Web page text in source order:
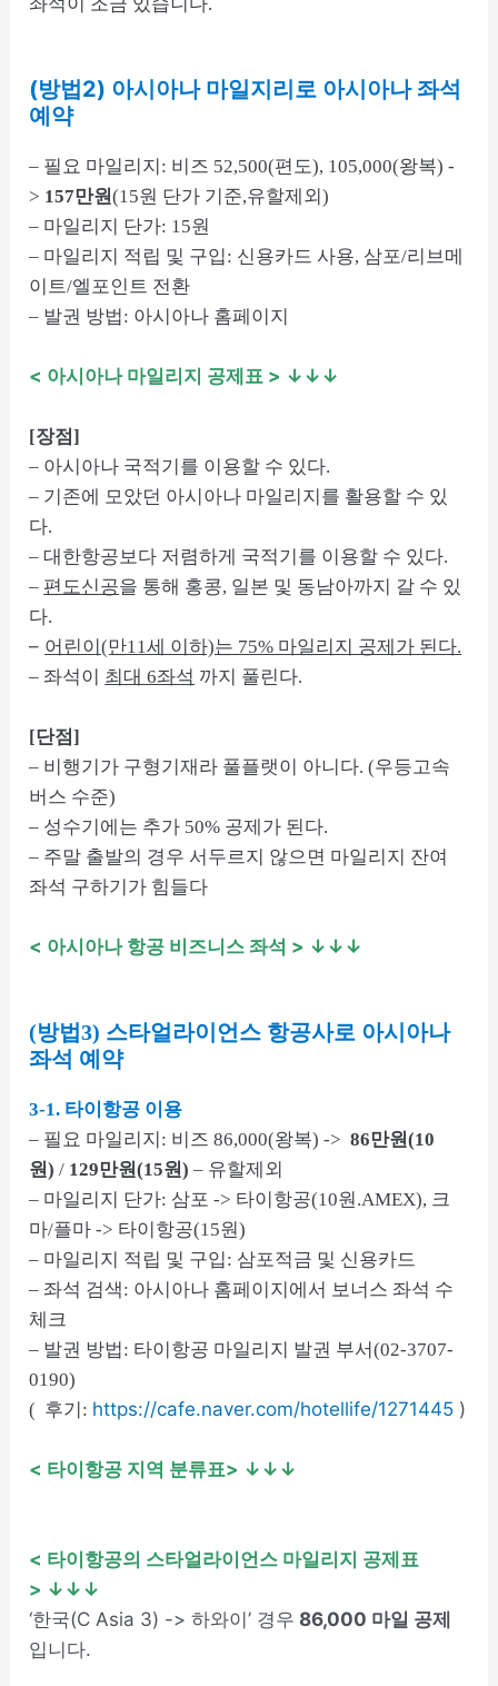
좌석이 조금 있습니다.
(방법2) 아시아나 마일지리로 아시아나 좌석
예약
– 필요 마일리지: 비즈 52,500(편도), 105,000(왕복) -
> 157만원(15원 단가 기준,유할제외)
– 마일리지 단가: 15원
– 마일리지 적립 및 구입: 신용카드 사용, 삼포/리브메
이트/엘포인트 전환
– 발권 방법: 아시아나 홈페이지
< 아시아나 마일리지 공제표 > ↓↓↓
[장점]
– 아시아나 국적기를 이용할 수 있다.
– 기존에 모았던 아시아나 마일리지를 활용할 수 있
다.
– 대한항공보다 저렴하게 국적기를 이용할 수 있다.
– 편도신공을 통해 홍콩, 일본 및 동남아까지 갈 수 있
다.
– 어린이(만11세 이하)는 75% 마일리지 공제가 된다.
– 좌석이 최대 6좌석 까지 풀린다.
[단점]
– 비행기가 구형기재라 풀플랫이 아니다. (우등고속
버스 수준)
– 성수기에는 추가 50% 공제가 된다.
– 주말 출발의 경우 서두르지 않으면 마일리지 잔여
좌석 구하기가 힘들다
< 아시아나 항공 비즈니스 좌석 > ↓↓↓
(방법3) 스타얼라이언스 항공사로 아시아나
좌석 예약
3-1. 타이항공 이용
– 필요 마일리지: 비즈 86,000(왕복) ->86만원(10
원) / 129만원(15원) – 유할제외
– 마일리지 단가: 삼포 -> 타이항공(10원.AMEX), 크
마/플마 -> 타이항공(15원)
– 마일리지 적립 및 구입: 삼포적금 및 신용카드
– 좌석 검색: 아시아나 홈페이지에서 보너스 좌석 수
체크
– 발권 방법: 타이항공 마일리지 발권 부서(02-3707-
0190)
( 후기: https://cafe.naver.com/hotellife/1271445 )
< 타이항공 지역 분류표> ↓↓↓
< 타이항공의 스타얼라이언스 마일리지 공제표
> ↓↓↓
‘한국(C Asia 3) -> 하와이’ 경우 86,000 마일 공제
입니다.